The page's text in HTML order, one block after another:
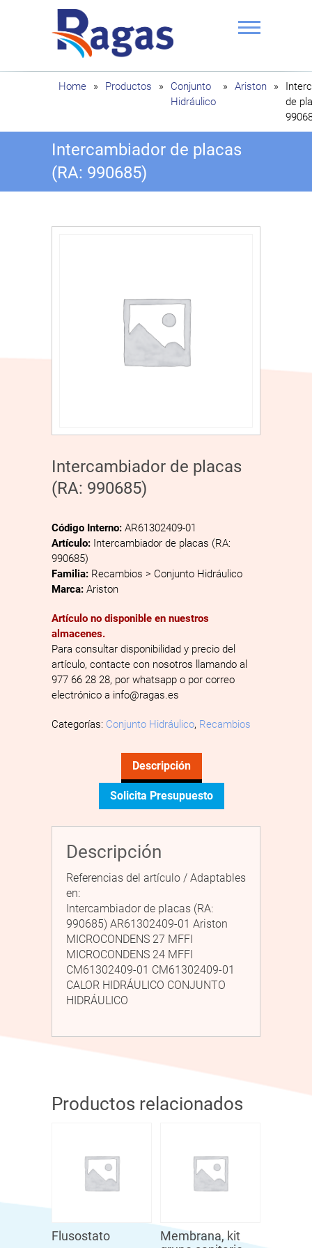
Ragas
Home » Productos »
Conjunto
Hidráulico
» Ariston »
de
Intercambiador de placas
(RA: 990685)
Intercambiador de placas
(RA: 990685)
Código Interno: AR61302409-01
Artículo: Intercambiador de placas (RA:
990685)
Familia: Recambios > Conjunto Hidráulico
Marca: Ariston
Artículo no disponible en nuestros
almacenes.
Para consultar disponibilidad y precio del
artículo, contacte con nosotros llamando al
977 66 28 28, por whatsapp o por correo
electrónico a info@ragas.es
Categorías: Conjunto Hidráulico, Recambios
Descripción
Solicita Presupuesto
Descripción
Referencias del artículo / Adaptables
en:
Intercambiador de placas (RA:
990685) AR61302409-01 Ariston
MICROCONDENS 27 MFFI
MICROCONDENS 24 MFFI
CM61302409-01 CM61302409-01
CALOR HIDRÁULICO CONJUNTO
HIDRÁULICO
Productos relacionados
Flusostato
Membrana, kit